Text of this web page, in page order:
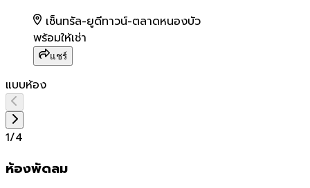
เซ็นทรัล-ยูดีทาวน์-ตลาดหนองบัว
พร้อมให้เช่า
แชร์
แบบห้อง
1/4
ห้องพัดลม